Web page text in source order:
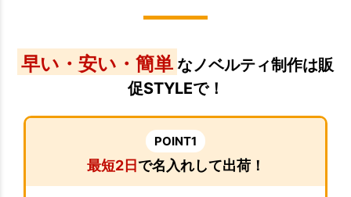
早い・安い・簡単 なノベルティ制作は販
促STYLEで！
POINT1
最短2日で名入れして出荷！